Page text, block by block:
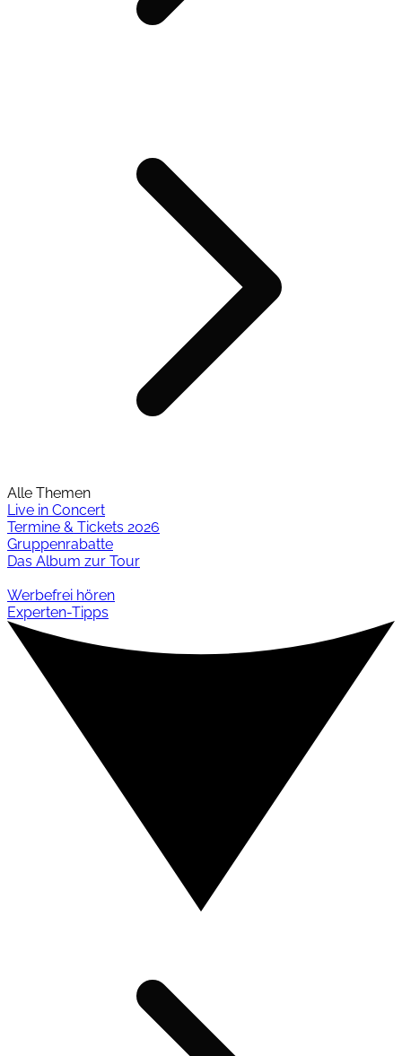
Alle Themen
Live in Concert
Termine & Tickets 2026
Gruppenrabatte
Das Album zur Tour
Werbefrei hören
Experten-Tipps